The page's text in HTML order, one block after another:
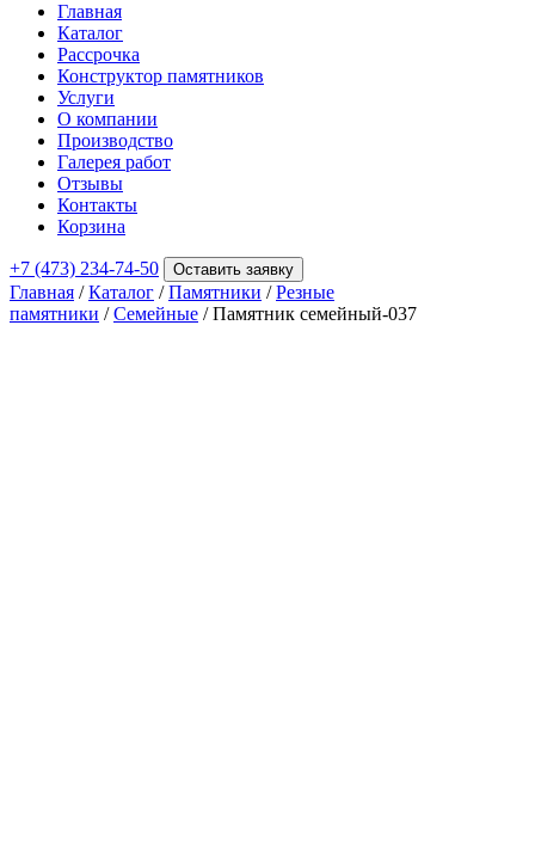
Главная
Каталог
Рассрочка
Конструктор памятников
Услуги
О компании
Производство
Галерея работ
Отзывы
Контакты
Корзина
+7 (473) 234-74-50 Оставить заявку
Главная /Каталог /Памятники /Резные
памятники /Семейные / Памятник семейный-037